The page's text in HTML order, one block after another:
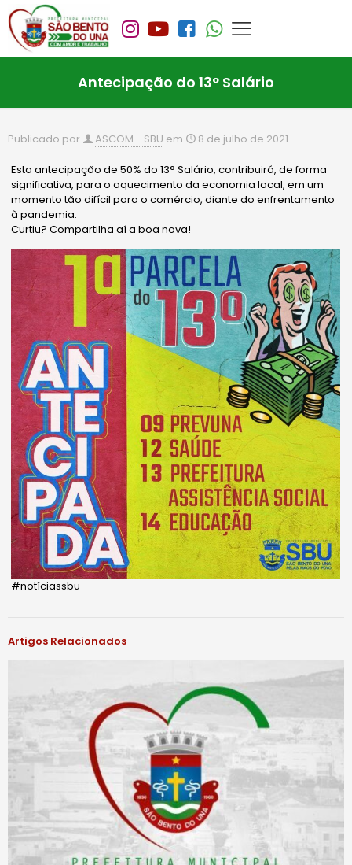
Antecipação do 13° Salário
Publicado por ASCOM - SBU em 8 de julho de 2021
Esta antecipação de 50% do 13° Salário, contribuirá, de forma
significativa, para o aquecimento da economia local, em um
momento tão difícil para o comércio, diante do enfrentamento
à pandemia.
Curtiu? Compartilha aí a boa nova!
#notíciassbu
Artigos Relacionados